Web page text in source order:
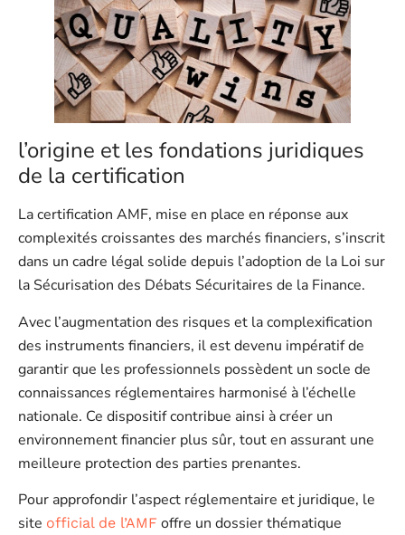
l’origine et les fondations juridiques
de la certification
La certification AMF, mise en place en réponse aux
complexités croissantes des marchés financiers, s’inscrit
dans un cadre légal solide depuis l’adoption de la Loi sur
la Sécurisation des Débats Sécuritaires de la Finance.
Avec l’augmentation des risques et la complexification
des instruments financiers, il est devenu impératif de
garantir que les professionnels possèdent un socle de
connaissances réglementaires harmonisé à l’échelle
nationale. Ce dispositif contribue ainsi à créer un
environnement financier plus sûr, tout en assurant une
meilleure protection des parties prenantes.
Pour approfondir l’aspect réglementaire et juridique, le
site official de l’AMF offre un dossier thématique